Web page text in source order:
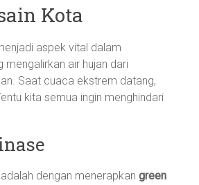
Kota
aspek vital dalam
air hujan dari
Saat cuaca ekstrem datang,
kita semua ingin menghindari
dengan menerapkan green